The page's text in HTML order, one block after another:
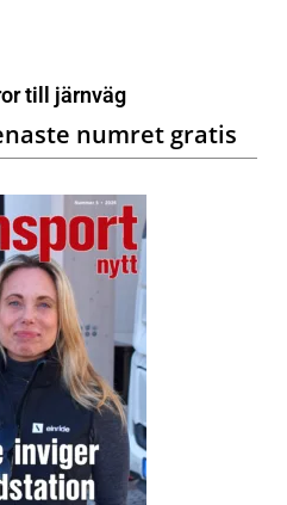
till järnväg
numret gratis